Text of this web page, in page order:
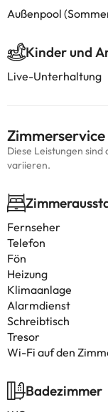
Außenpool
Kinder und
Live-Unterhaltung
Zimmerservice
Diese Leistungen
variieren.
Fernseher
Telefon
Fön
Heizung
Klimaanlage
Alarmdienst
Schreibtisch
Tresor
Wi-Fi auf den
Badezimmer